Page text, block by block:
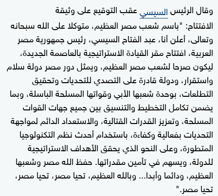
وقال الرئيسالسيسيعقب التوقيع على وثيقة
الافتتاح: "باسم شعب مصر العظيم، متوكلا على الله سبحانه
وتعالى، أعلن أنا، عبد الفتاح السيسي، رئيس جمهورية مصر
العربية، افتتاح مقر القيادة الاستراتيجية بالعاصمة الجديدة،
ليكون صرحا لشعب مصر العظيم، ويمثل دور مصر دولة سلام
واستقرار، ودولة قادرة على التصدي للتحديات وتحقيق
التطلعات، بوحدة شعبها الأبي وقواتها المسلحة الباسلة، وبما
يضمن تكامل التخطيط والتنسيق بين جميع جهات القوات
المسلحة، وتعزيز القدرات القتالية، والاستعداد الدائم لمواجهة
التحديات بفعالية وكفاءة، باستخدام أحدث نظم التكنولوجيا
المتطورة، وعلى النحو الذي يحقق الأهداف الاستراتيجية
للدولة، ويسهم في تأمين مقدراتها. حفظ الله مصر وشعبها
العظيم، ودائما وأبدا... وبالله العظيم، تحيا مصر، تحيا مصر،
تحيا مصر."